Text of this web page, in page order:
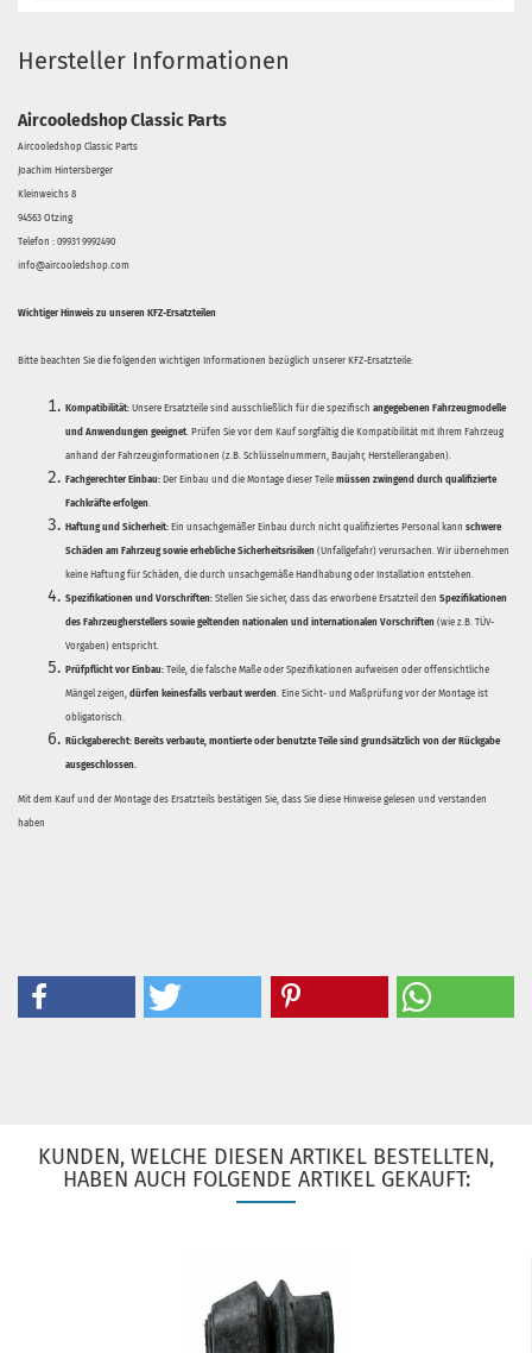
Hersteller Informationen
Aircooledshop Classic Parts
Aircooledshop Classic Parts
Joachim Hintersberger
Kleinweichs 8
94563 Otzing
Telefon : 09931 9992490
info@aircooledshop.com
Wichtiger Hinweis zu unseren KFZ-Ersatzteilen
Bitte beachten Sie die folgenden wichtigen Informationen bezüglich unserer KFZ-Ersatzteile:
Kompatibilität: Unsere Ersatzteile sind ausschließlich für die spezifisch angegebenen Fahrzeugmodelle
und Anwendungen geeignet. Prüfen Sie vor dem Kauf sorgfältig die Kompatibilität mit Ihrem Fahrzeug
anhand der Fahrzeuginformationen (z.B. Schlüsselnummern, Baujahr, Herstellerangaben).
Fachgerechter Einbau: Der Einbau und die Montage dieser Teile müssen zwingend durch qualifizierte
Fachkräfte erfolgen.
Haftung und Sicherheit: Ein unsachgemäßer Einbau durch nicht qualifiziertes Personal kann schwere
Schäden am Fahrzeug sowie erhebliche Sicherheitsrisiken (Unfallgefahr) verursachen. Wir übernehmen
keine Haftung für Schäden, die durch unsachgemäße Handhabung oder Installation entstehen.
Spezifikationen und Vorschriften: Stellen Sie sicher, dass das erworbene Ersatzteil den Spezifikationen
des Fahrzeugherstellers sowie geltenden nationalen und internationalen Vorschriften (wie z.B. TÜV-
Vorgaben) entspricht.
Prüfpflicht vor Einbau: Teile, die falsche Maße oder Spezifikationen aufweisen oder offensichtliche
Mängel zeigen, dürfen keinesfalls verbaut werden. Eine Sicht- und Maßprüfung vor der Montage ist
obligatorisch.
Rückgaberecht: Bereits verbaute, montierte oder benutzte Teile sind grundsätzlich von der Rückgabe
ausgeschlossen.
Mit dem Kauf und der Montage des Ersatzteils bestätigen Sie, dass Sie diese Hinweise gelesen und verstanden
haben
KUNDEN, WELCHE DIESEN ARTIKEL BESTELLTEN,
HABEN AUCH FOLGENDE ARTIKEL GEKAUFT: